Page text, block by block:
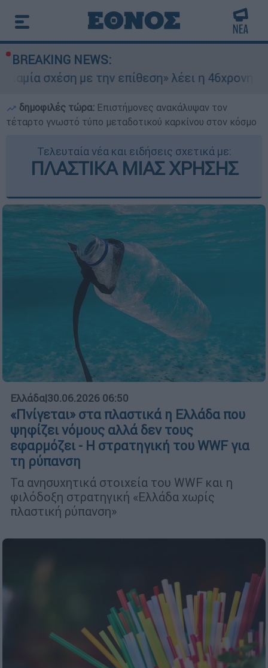
BREAKING NEWS:
με την επίθεση» λέει η 46χρονη - Τι
δημοφιλές τώρα: Επιστήμονες ανακάλυψαν τον
τέταρτο γνωστό τύπο μεταδοτικού καρκίνου στον κόσμο
Τελευταία νέα και ειδήσεις σχετικά με:
ΠΛΑΣΤΙΚΑ ΜΙΑΣ ΧΡΗΣΗΣ
Ελλάδα|30.06.2026 06:50
«Πνίγεται» στα πλαστικά η Ελλάδα που
ψηφίζει νόμους αλλά δεν τους
εφαρμόζει - Η στρατηγική του WWF για
τη ρύπανση
Τα ανησυχητικά στοιχεία του WWF και η
φιλόδοξη στρατηγική «Ελλάδα χωρίς
πλαστική ρύπανση»